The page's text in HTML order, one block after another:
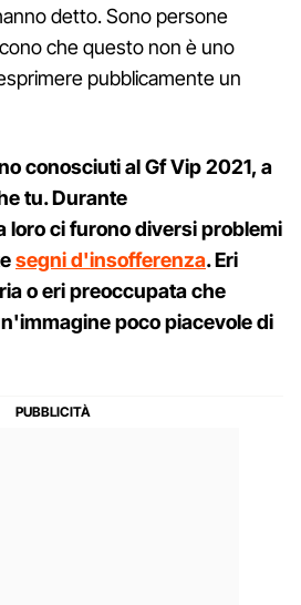
detto. Sono persone
che questo non è uno
pubblicamente un
conosciuti al Gf Vip 2021, a
tu. Durante
loro ci furono diversi problemi
segni d'insofferenza. Eri
o eri preoccupata che
poco piacevole di